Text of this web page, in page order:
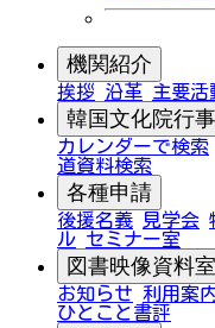
機関紹介
挨拶 沿革 主要活
韓国文化院行事
カレンダーで検索
道資料検索
各種申請
後援名義 見学会
ル セミナー室
図書映像資料室
お知らせ 利用案
ひとこと書評